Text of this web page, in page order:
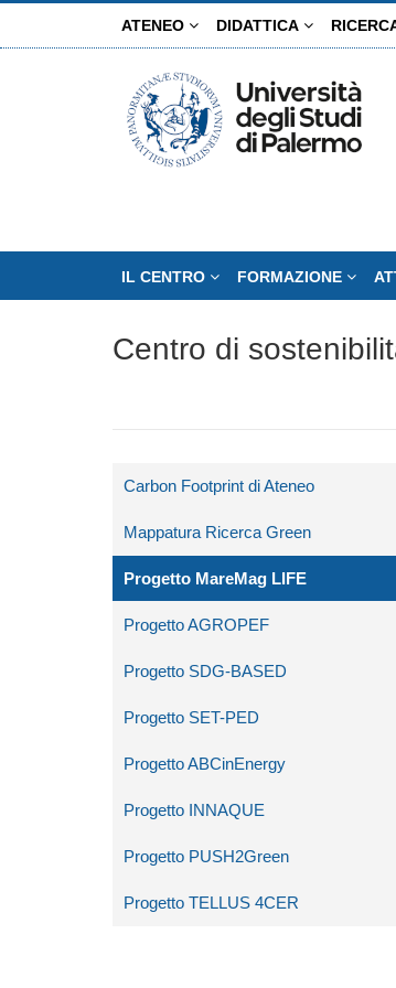
ATENEO DIDATTICA
IL CENTRO FORMAZIONE
Centro di
Carbon Footprint di Ateneo
Mappatura Ricerca Green
Progetto MareMag LIFE
Progetto AGROPEF
Progetto SDG-BASED
Progetto SET-PED
Progetto ABCinEnergy
Progetto INNAQUE
Progetto PUSH2Green
Progetto TELLUS 4CER